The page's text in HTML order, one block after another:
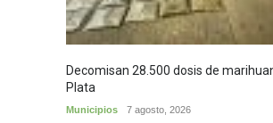
Decomisan 28.500 dosis de
Plata
Municipios 7 agosto, 2026